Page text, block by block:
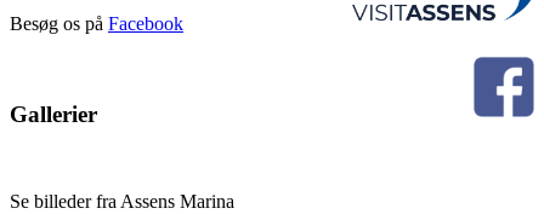
Besøg os på Facebook
Gallerier
Se billeder fra Assens Marina